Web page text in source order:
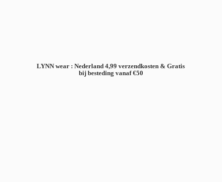
LYNN wear : Nederland 4,99 verzendkosten & Gratis
bij besteding vanaf €50